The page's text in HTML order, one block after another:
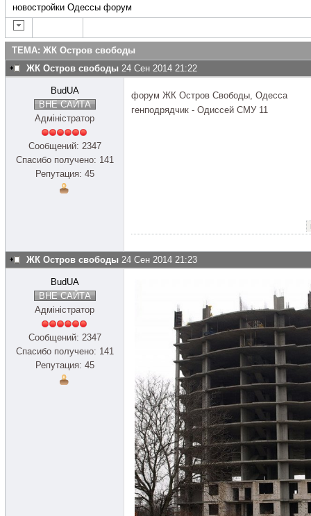
новостройки Одессы форум
ТЕМА: ЖК Остров свободы
ЖК Остров свободы 24 Сен 2014 21:22
BudUA
ВНЕ САЙТА
Адміністратор
Сообщений: 2347
Спасибо получено: 141
Репутация: 45
форум ЖК Остров Свободы, Одесса
генподрядчик - Одиссей СМУ 11
ЖК Остров свободы 24 Сен 2014 21:23
BudUA
ВНЕ САЙТА
Адміністратор
Сообщений: 2347
Спасибо получено: 141
Репутация: 45